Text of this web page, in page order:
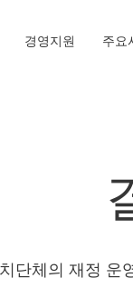
경영지원 주요
단체의 재정 운